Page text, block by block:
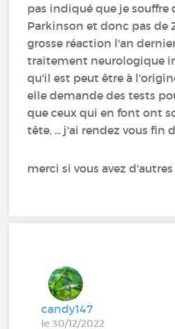
pas indiqué que je souffre
Parkinson et donc pas de
grosse réaction l'an
traitement neurologique
qu'il est peut être à
elle demande des tests
que ceux qui en font ont
tête, ... j'ai rendez vous fin
merci si vous avez
candy147
le 30/12/2022